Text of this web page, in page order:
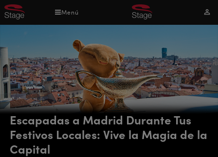
Pasar
al
Menú
Mi
Escapadas a Madrid Durante Tus
Festivos Locales: Vive la Magia de la
Capital